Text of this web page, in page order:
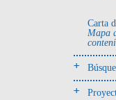
Carta
Mapa